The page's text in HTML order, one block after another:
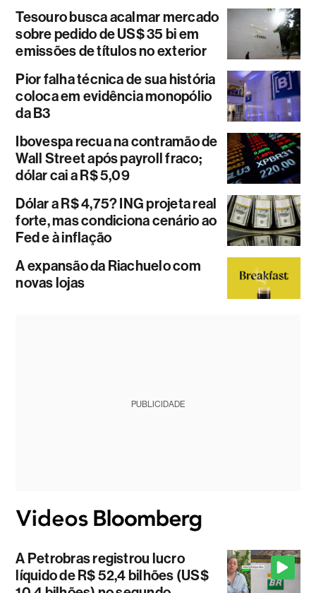
Tesouro busca acalmar mercado
sobre pedido de US$ 35 bi em
emissões de títulos no exterior
Pior falha técnica de sua história
coloca em evidência monopólio
da B3
Ibovespa recua na contramão de
Wall Street após payroll fraco;
dólar cai a R$ 5,09
Dólar a R$ 4,75? ING projeta real
forte, mas condiciona cenário ao
Fed e à inflação
A expansão da Riachuelo com
novas lojas
PUBLICIDADE
A Petrobras registrou lucro
líquido de R$ 52,4 bilhões (US$